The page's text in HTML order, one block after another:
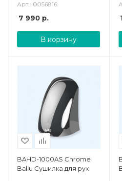
Арт.: 0056816
7 990 р.
В корзину
BAHD-1000AS Chrome
Ballu Сушилка для рук